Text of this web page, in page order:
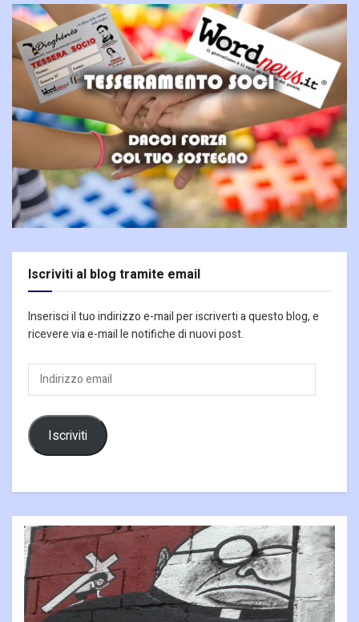
Iscriviti al blog tramite email
Inserisci il tuo indirizzo e-mail per iscriverti a questo blog, e
ricevere via e-mail le notifiche di nuovi post.
Indirizzo
email
Iscriviti